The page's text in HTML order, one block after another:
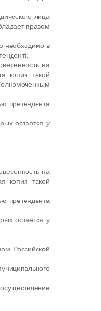
лица
правом
необходимо в
на
копия такой
претендента
остается у
на
копия такой
претендента
остается у
Российской